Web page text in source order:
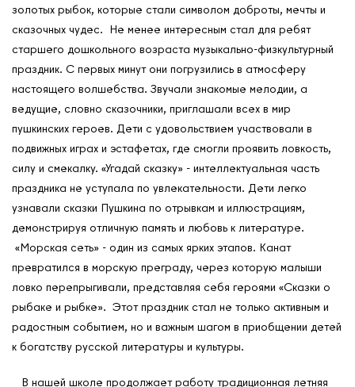
золотых рыбок, которые стали символом доброты, мечты и
сказочных чудес. Не менее интересным стал для ребят
старшего дошкольного возраста музыкально-физкультурный
праздник. С первых минут они погрузились в атмосферу
настоящего волшебства. Звучали знакомые мелодии, а
ведущие, словно сказочники, приглашали всех в мир
пушкинских героев. Дети с удовольствием участвовали в
подвижных играх и эстафетах, где смогли проявить ловкость,
силу и смекалку. «Угадай сказку» - интеллектуальная часть
праздника не уступала по увлекательности. Дети легко
узнавали сказки Пушкина по отрывкам и иллюстрациям,
демонстрируя отличную память и любовь к литературе.
«Морская сеть» - один из самых ярких этапов. Канат
превратился в морскую преграду, через которую малыши
ловко перепрыгивали, представляя себя героями «Сказки о
рыбаке и рыбке». Этот праздник стал не только активным и
радостным событием, но и важным шагом в приобщении детей
к богатству русской литературы и культуры.
В нашей школе продолжает работу традиционная летняя